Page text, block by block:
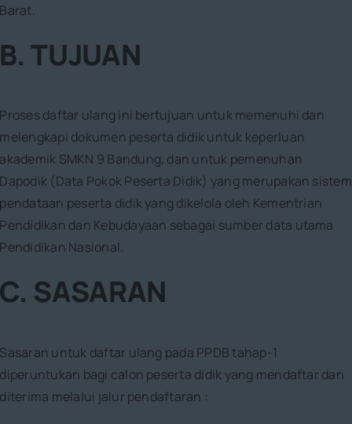
Barat.
B. TUJUAN
Proses daftar ulang ini bertujuan untuk memenuhi dan
melengkapi dokumen peserta didik untuk keperluan
akademik SMKN 9 Bandung, dan untuk pemenuhan
Dapodik (Data Pokok Peserta Didik) yang merupakan sistem
pendataan peserta didik yang dikelola oleh Kementrian
Pendidikan dan Kebudayaan sebagai sumber data utama
Pendidikan Nasional.
C. SASARAN
Sasaran untuk daftar ulang pada PPDB tahap-1
diperuntukan bagi calon peserta didik yang mendaftar dan
diterima melalui jalur pendaftaran :